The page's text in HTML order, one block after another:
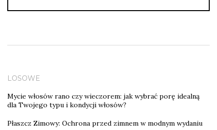
LOSOWE
Mycie włosów rano czy wieczorem: jak wybrać porę idealną
dla Twojego typu i kondycji włosów?
Płaszcz Zimowy: Ochrona przed zimnem w modnym wydaniu